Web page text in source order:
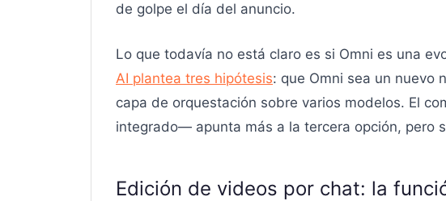
de golpe el día del anuncio.
Lo que todavía no está claro es si Omni es una
AI plantea tres hipótesis: que Omni sea un nuevo
capa de orquestación sobre varios modelos. El
integrado— apunta más a la tercera opción, pero
Edición de videos por chat: la